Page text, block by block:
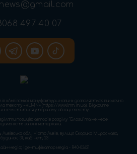
497 40 07
«Львівської мануфактури новин» дозволяється виключно
тексту – «LMN» (https://www.lmn.in.ua). Відкрите
міститися у першому абзаці тексту.
позицію авторів розділу “Блоги” та не несе
за їхні матеріали.
обл., місто Львів, вулиця Скорика Мирослава,
будинок, 31, кабінет, 23
медіа; ідентифікатор медіа - R40-03621